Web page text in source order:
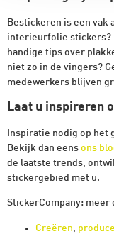
Bestickeren is een vak
interieurfolie stickers?
handige tips over
niet zo in de vingers?
medewerkers blijven
Laat u inspireren
Inspiratie nodig op het
Bekijk dan eens ons
de laatste trends,
stickergebied met u.
StickerCompany: meer
Creëren,